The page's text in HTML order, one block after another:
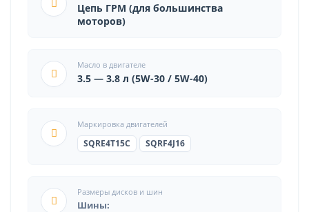
Цепь ГРМ (для большинства
моторов)
Масло в двигателе
3.5 — 3.8 л (5W-30 / 5W-40)
Маркировка двигателей
SQRE4T15C
SQRF4J16
Размеры дисков и шин
Шины: